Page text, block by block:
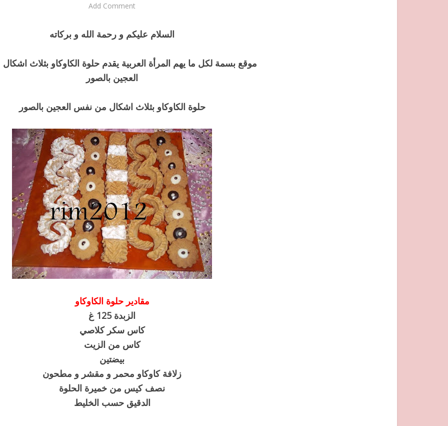
Add Comment
السلام عليكم و رحمة الله و بركاته
موقع بسمة لكل ما يهم المرأة العربية يقدم حلوة الكاوكاو بثلاث
العجين بالصور
حلوة الكاوكاو بثلاث اشكال من نفس العجين بالصور
مقادير حلوة الكاوكاو
الزبدة 125 غ
كاس سكر كلاصي
كاس من الزيت
بيضتين
زلافة كاوكاو محمر و مقشر و مطحون
نصف كيس من خميرة الحلوة
الدقيق حسب الخليط